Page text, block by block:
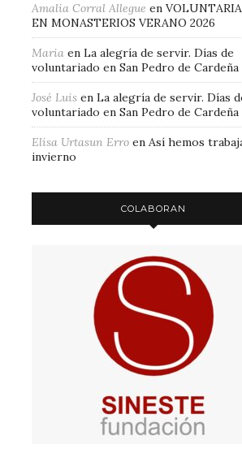
Amalia Corral Allegue en
EN MONASTERIOS VERANO 2026
Maria en La alegría de servir. Días de
voluntariado en San Pedro de Cardeña
José Luis en La alegría de servir. Días
voluntariado en San Pedro de Cardeña
Elisa Urtasun Erro en Así hemos
invierno
COLABORAN